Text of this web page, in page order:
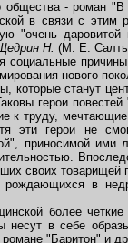
- роман
в связи с
"очень
H. (M. E.
причины
нового
станут
герои повестей
труду,
эти герои не
приносимой ими
своих товарищей
в
более
несут в себе
"Баритон" и др.